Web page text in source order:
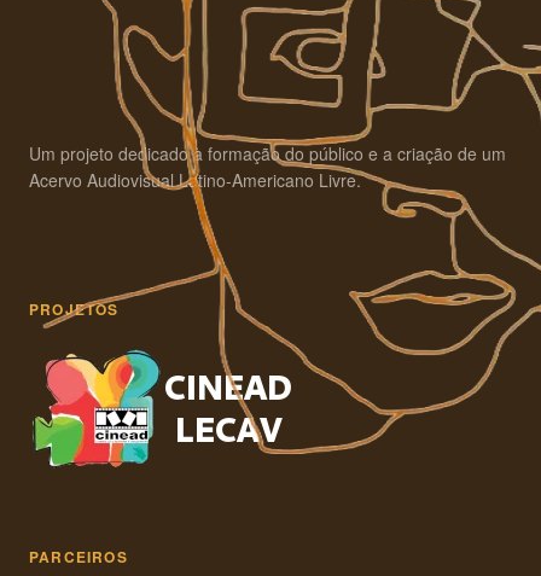
Um projeto dedicado à formação do público e a criação de um
Acervo Audiovisual Latino-Americano Livre.
PROJETOS
PARCEIROS